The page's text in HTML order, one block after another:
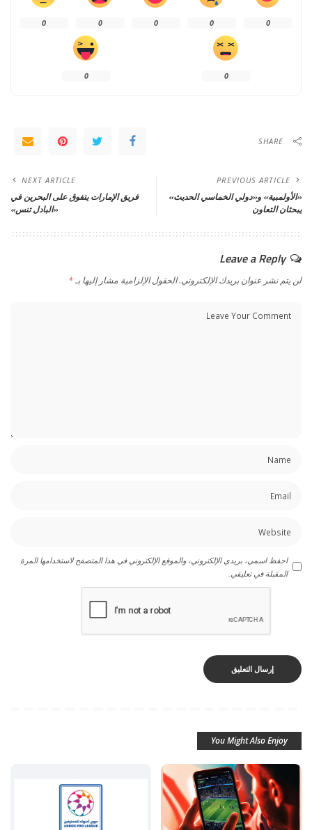
0
0
0
0
0
0
0
SHARE
PREVIOUS ARTICLE
«الأولمبية» و«دولي الخماسي الحديث»
يبحثان التعاون
NEXT ARTICLE
فريق الإمارات يتفوق على البحرين في
«البادل تنس»
Leave a Reply
لن يتم نشر عنوان بريدك الإلكتروني.الحقول الإلزامية مشار إليها بـ*
احفظ اسمي، بريدي الإلكتروني، والموقع الإلكتروني في هذا المتصفح لاستخدامها المرة
المقبلة في تعليقي.
You Might Also Enjoy